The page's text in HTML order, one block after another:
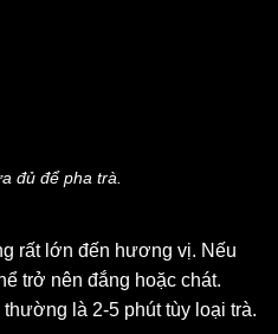
đủ để pha trà.
rất lớn đến hương vị. Nếu
trở nên đắng hoặc chát.
là 2-5 phút tùy loại trà.